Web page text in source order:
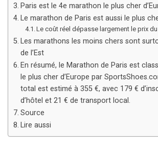
Paris est le 4e marathon le plus cher
Le marathon de Paris est aussi le plus
Le coût réel dépasse largement le prix
Les marathons les moins chers sont
de l’Est
En résumé, le Marathon de Paris est
le plus cher d’Europe par
total est estimé à 355 €, avec 179 €
d’hôtel et 21 € de transport local.
Source
Lire aussi